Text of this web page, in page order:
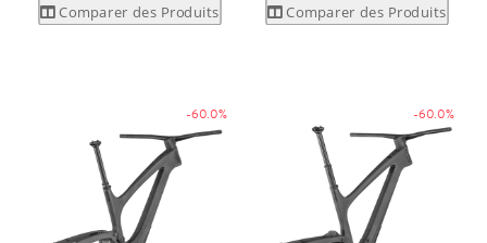
Comparer des Produits Comparer des Produits
-60.0% -60.0%